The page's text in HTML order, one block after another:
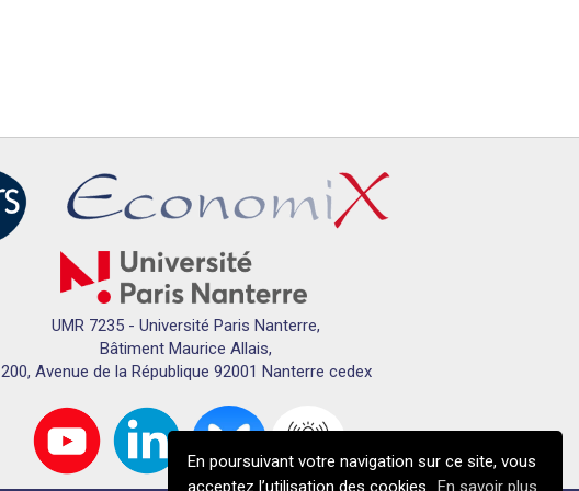
En poursuivant votre navigation sur ce site, vous
acceptez l’utilisation des cookies.
En savoir plus
UMR 7235 - Université Paris Nanterre,
Bâtiment Maurice Allais,
200, Avenue de la République 92001 Nanterre cedex